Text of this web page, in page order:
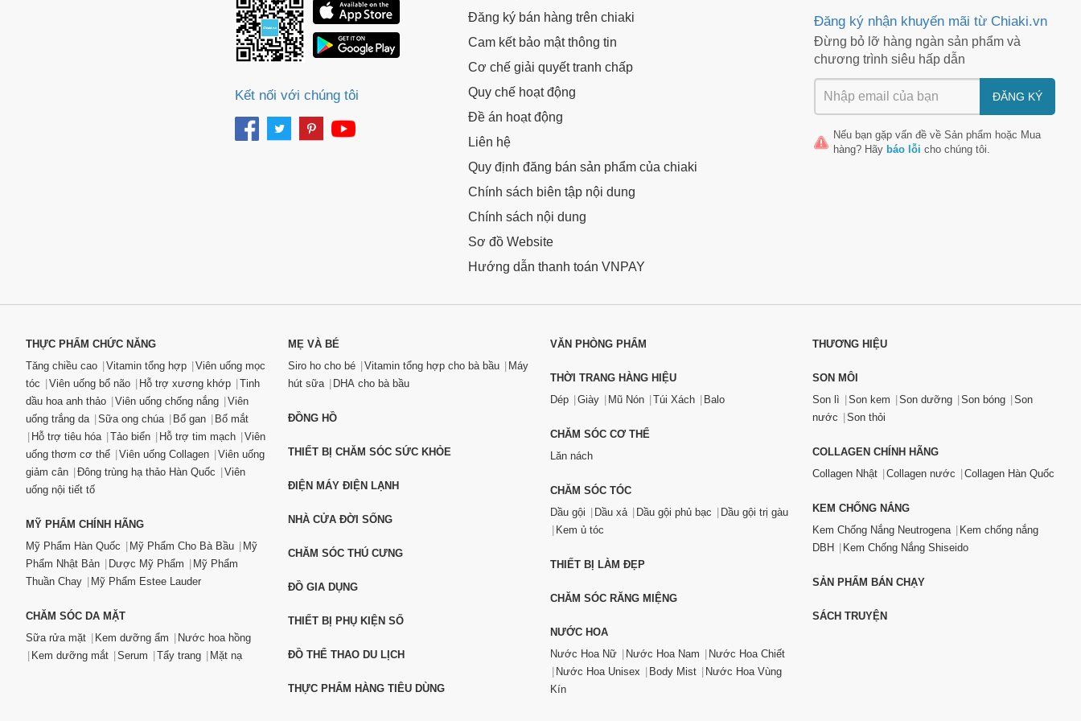
Kết nối với chúng tôi
Đăng ký bán hàng trên chiaki
Cam kết bảo mật thông tin
Cơ chế giải quyết tranh chấp
Quy chế hoạt động
Đề án hoạt động
Liên hệ
Quy định đăng bán sản phẩm của chiaki
Chính sách biên tập nội dung
Chính sách nội dung
Sơ đồ Website
Hướng dẫn thanh toán VNPAY
Đăng ký nhận khuyến mãi từ Chiaki.vn
Đừng bỏ lỡ hàng ngàn sản phẩm và
chương trình siêu hấp dẫn
ĐĂNG KÝ
Nếu bạn gặp vấn đề về Sản phẩm hoặc Mua
hàng? Hãy báo lỗi cho chúng tôi.
THỰC PHẨM CHỨC NĂNG
Tăng chiều cao
Vitamin tổng hợp
Viên uống mọc
tóc
Viên uống bổ não Hỗ trợ xương khớp
Tinh
dầu hoa anh thảo
Viên uống chống nắng
Viên
uống trắng da
Sữa ong chúa Bổ gan
Bổ mắt
Hỗ trợ tiêu hóa
Tảo biển Hỗ trợ tim mạch
Viên
uống thơm cơ thể
Viên uống Collagen
Viên uống
giảm cân
Đông trùng hạ thảo Hàn Quốc
Viên
uống nội tiết tố
MỸ PHẨM CHÍNH HÃNG
Mỹ Phẩm Hàn Quốc
Mỹ Phẩm Cho Bà Bầu
Mỹ
Phẩm Nhật Bản
Dược Mỹ Phẩm
Mỹ Phẩm
Thuần Chay
Mỹ Phẩm Estee Lauder
CHĂM SÓC DA MẶT
Sữa rửa mặt
Kem dưỡng ẩm
Nước hoa hồng
Kem dưỡng mắt
Serum Tẩy trang Mặt nạ
MẸ VÀ BÉ
Siro ho cho bé
Vitamin tổng hợp cho bà bầu
Máy
hút sữa
DHA cho bà bầu
ĐỒNG HỒ
THIẾT BỊ CHĂM SÓC SỨC KHỎE
ĐIỆN MÁY ĐIỆN LẠNH
NHÀ CỬA ĐỜI SỐNG
CHĂM SÓC THÚ CƯNG
ĐỒ GIA DỤNG
THIẾT BỊ PHỤ KIỆN SỐ
ĐỒ THỂ THAO DU LỊCH
THỰC PHẨM HÀNG TIÊU DÙNG
VĂN PHÒNG PHẨM
THỜI TRANG HÀNG HIỆU
Dép
Giày Mũ Nón Túi Xách Balo
CHĂM SÓC CƠ THỂ
Lăn nách
CHĂM SÓC TÓC
Dầu gội
Dầu xả Dầu gội phủ bạc
Dầu gội trị gàu
Kem ủ tóc
THIẾT BỊ LÀM ĐẸP
CHĂM SÓC RĂNG MIỆNG
NƯỚC HOA
Nước Hoa Nữ
Nước Hoa Nam
Nước Hoa Chiết
Nước Hoa Unisex
Body Mist
Nước Hoa Vùng
Kín
THƯƠNG HIỆU
SON MÔI
Son lì
Son kem Son dưỡng Son bóng
Son
nước
Son thỏi
COLLAGEN CHÍNH HÃNG
Collagen Nhật
Collagen nước Collagen Hàn Quốc
KEM CHỐNG NẮNG
Kem Chống Nắng Neutrogena
Kem chống nắng
DBH
Kem Chống Nắng Shiseido
SẢN PHẨM BÁN CHẠY
SÁCH TRUYỆN